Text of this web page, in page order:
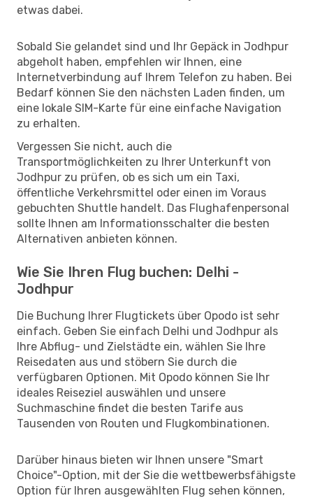
etwas dabei.
Sobald Sie gelandet sind und Ihr Gepäck in Jodhpur
abgeholt haben, empfehlen wir Ihnen, eine
Internetverbindung auf Ihrem Telefon zu haben. Bei
Bedarf können Sie den nächsten Laden finden, um
eine lokale SIM-Karte für eine einfache Navigation
zu erhalten.
Vergessen Sie nicht, auch die
Transportmöglichkeiten zu Ihrer Unterkunft von
Jodhpur zu prüfen, ob es sich um ein Taxi,
öffentliche Verkehrsmittel oder einen im Voraus
gebuchten Shuttle handelt. Das Flughafenpersonal
sollte Ihnen am Informationsschalter die besten
Alternativen anbieten können.
Wie Sie Ihren Flug buchen: Delhi -
Jodhpur
Die Buchung Ihrer Flugtickets über Opodo ist sehr
einfach. Geben Sie einfach Delhi und Jodhpur als
Ihre Abflug- und Zielstädte ein, wählen Sie Ihre
Reisedaten aus und stöbern Sie durch die
verfügbaren Optionen. Mit Opodo können Sie Ihr
ideales Reiseziel auswählen und unsere
Suchmaschine findet die besten Tarife aus
Tausenden von Routen und Flugkombinationen.
Darüber hinaus bieten wir Ihnen unsere "Smart
Choice"-Option, mit der Sie die wettbewerbsfähigste
Option für Ihren ausgewählten Flug sehen können,